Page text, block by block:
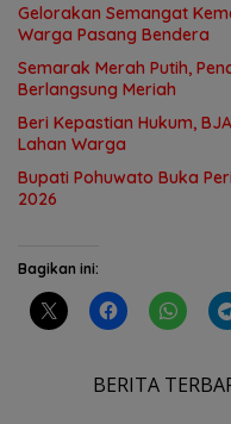
Gelorakan Semangat
Warga Pasang Bendera
Semarak Merah Putih,
Berlangsung Meriah
Beri Kepastian Hukum,
Lahan Warga
Bupati Pohuwato Buka
2026
Bagikan ini:
BERITA